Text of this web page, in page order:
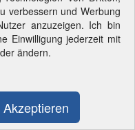
verbessern und Werbung
anzuzeigen. Ich bin
Einwilligung jederzeit mit
ändern.
Akzeptieren